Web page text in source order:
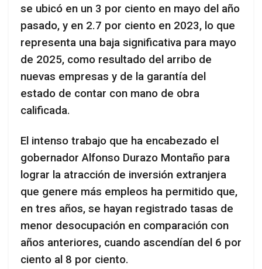
se ubicó en un 3 por ciento en mayo del año
pasado, y en 2.7 por ciento en 2023, lo que
representa una baja significativa para mayo
de 2025, como resultado del arribo de
nuevas empresas y de la garantía del
estado de contar con mano de obra
calificada.
El intenso trabajo que ha encabezado el
gobernador Alfonso Durazo Montaño para
lograr la atracción de inversión extranjera
que genere más empleos ha permitido que,
en tres años, se hayan registrado tasas de
menor desocupación en comparación con
años anteriores, cuando ascendían del 6 por
ciento al 8 por ciento.